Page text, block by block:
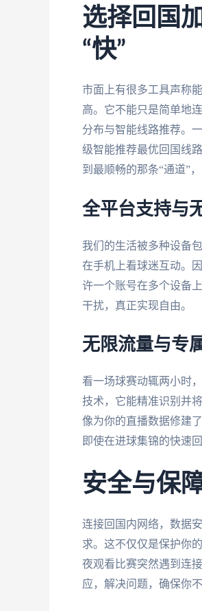
选择回国
“快”
市面上有很多工具声称
高。它不能只是简单地
分布与智能线路推荐。
级智能推荐最优回国线
到最顺畅的那条“通道”
全平台支持与
我们的生活被多种设备
在手机上看球迷互动。
许一个账号在多个设备
干扰，真正实现自由。
无限流量与专
看一场球赛动辄两小时
技术，它能精准识别并
像为你的直播数据修建
即使在进球集锦的快速
安全与保
连接回国内网络，数据
求。这不仅仅是保护你
夜观看比赛突然遇到连
应，解决问题，确保你